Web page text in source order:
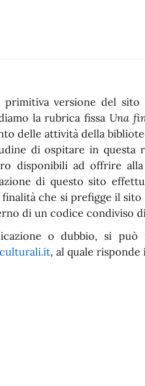
versione del
la rubrica fissa Una
delle attività della
di ospitare in
disponibili ad offrire
di questo sito
che si prefigge il
di un codice condiviso
o dubbio, si
, al quale